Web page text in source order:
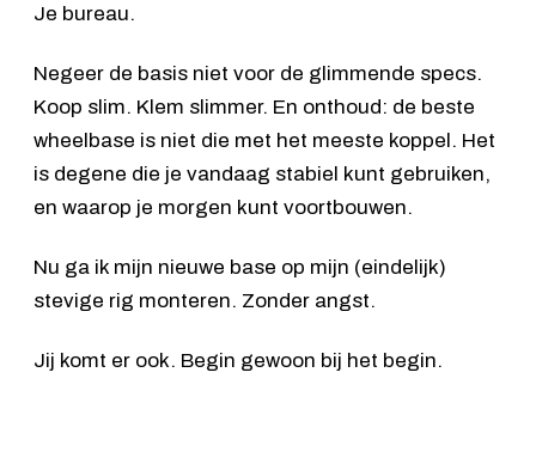
Je bureau.
Negeer de basis niet voor de glimmende specs.
Koop slim. Klem slimmer. En onthoud: de beste
wheelbase is niet die met het meeste koppel. Het
is degene die je vandaag stabiel kunt gebruiken,
en waarop je morgen kunt voortbouwen.
Nu ga ik mijn nieuwe base op mijn (eindelijk)
stevige rig monteren. Zonder angst.
Jij komt er ook. Begin gewoon bij het begin.